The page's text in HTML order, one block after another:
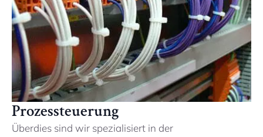
Prozessteuerung
Überdies sind wir spezialisiert in der